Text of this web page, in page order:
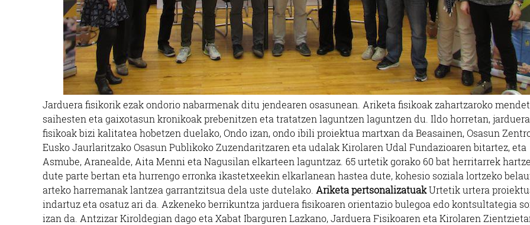
Jarduera fisikorik ezak ondorio nabarmenak ditu jendearen osasunean. Ariketa fisikoak zahartzaroko
saihesten eta gaixotasun kronikoak prebenitzen eta tratatzen laguntzen laguntzen du. Ildo horretan, jarduera
fisikoak bizi kalitatea hobetzen duelako, Ondo izan, ondo ibili proiektua martxan da Beasainen, Osasun
Eusko Jaurlaritzako Osasun Publikoko Zuzendaritzaren eta udalak Kirolaren Udal Fundazioaren bitartez, eta
Asmube, Aranealde, Aita Menni eta Nagusilan elkarteen laguntzaz. 65 urtetik gorako 60 bat herritarrek
dute parte bertan eta hurrengo erronka ikastetxeekin elkarlanean hastea dute, kohesio soziala lortzeko
arteko harremanak lantzea garrantzitsua dela uste dutelako. Ariketa pertsonalizatuakUrtetik urtera
indartuz eta osatuz ari da. Azkeneko berrikuntza jarduera fisikoaren orientazio bulegoa edo kontsultategia
izan da. Antzizar Kiroldegian dago eta Xabat Ibarguren Lazkano, Jarduera Fisikoaren eta Kirolaren